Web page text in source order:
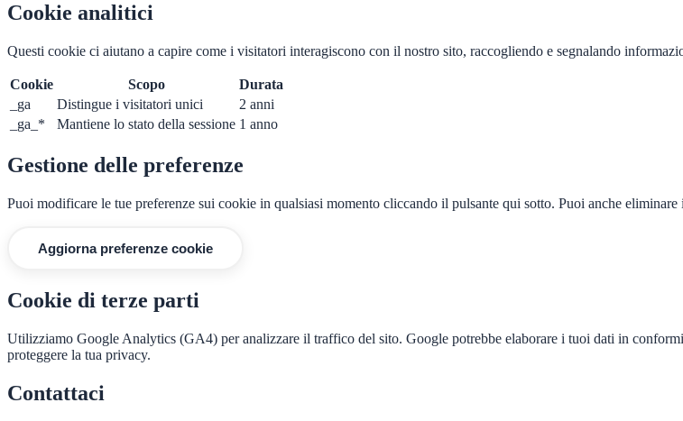
Cookie analitici
Questi cookie ci aiutano a capire come i visitatori interagiscono con il nostro sito, raccogliendo e segnalando
Cookie Scopo
Durata
_ga
Distingue i visitatori unici
2 anni
_ga_*
Mantiene lo stato della sessione 1 anno
Gestione delle preferenze
Puoi modificare le tue preferenze sui cookie in qualsiasi momento cliccando il pulsante qui sotto. Puoi anche
Aggiorna preferenze cookie
Cookie di terze parti
Utilizziamo Google Analytics (GA4) per analizzare il traffico del sito. Google potrebbe elaborare i tuoi dati in
proteggere la tua privacy.
Contattaci